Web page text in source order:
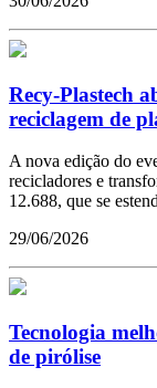
Recy-Plastech
reciclagem de
A nova edição do
recicladores e
12.688, que se
29/06/2026
Tecnologia
de pirólise